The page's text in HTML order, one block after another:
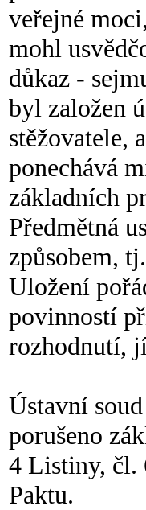
veřejné
mohl
důkaz -
byl založen
stěžovatele,
ponechává
základních
Předmětná
způsobem,
Uložení
povinností
rozhodnutí,
Ústavní
porušeno
4 Listiny, čl.
Paktu.